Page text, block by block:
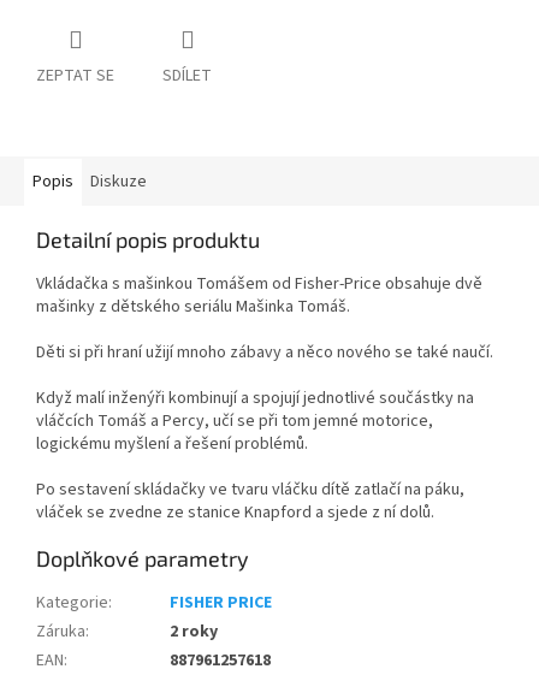
ZEPTAT SE SDÍLET
Popis Diskuze
Detailní popis produktu
Vkládačka s mašinkou Tomášem od Fisher-Price obsahuje dvě
mašinky z dětského seriálu Mašinka Tomáš.
Děti si při hraní užijí mnoho zábavy a něco nového se také naučí.
Když malí inženýři kombinují a spojují jednotlivé součástky na
vláčcích Tomáš a Percy, učí se při tom jemné motorice,
logickému myšlení a řešení problémů.
Po sestavení skládačky ve tvaru vláčku dítě zatlačí na páku,
vláček se zvedne ze stanice Knapford a sjede z ní dolů.
Doplňkové parametry
Kategorie:
FISHER PRICE
Záruka:
2 roky
EAN:
887961257618